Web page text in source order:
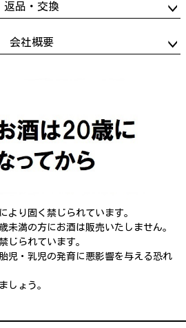
返品・交換
会社概要
より固く禁じられています。
未満の方にお酒は販売いたしません。
じられています。
児・乳児の発育に悪影響を与える恐れ
しょう。